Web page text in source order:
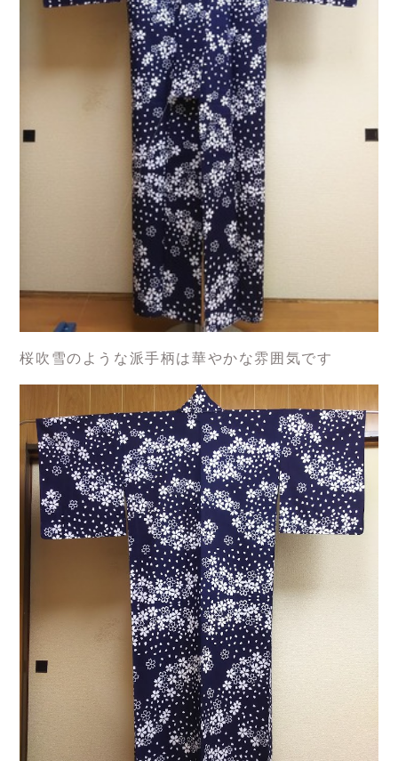
桜吹雪のような派手柄は華やかな雰囲気です